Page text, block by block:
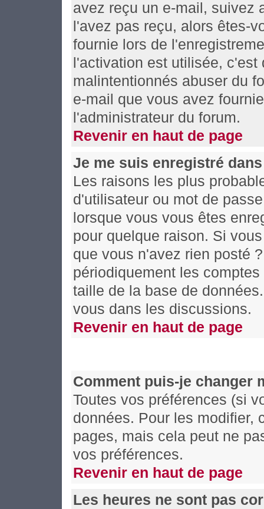
avez reçu un e-mail, suivez
l'avez pas reçu, alors êtes-
fournie lors de
l'activation est utilisée,
malintentionnés abuser du
e-mail que vous avez
l'administrateur du forum.
Revenir en haut de page
Je me suis enregistré
Les raisons les plus
d'utilisateur ou mot de
lorsque vous vous êtes
pour quelque raison. Si
que vous n'avez rien posté
périodiquement les
taille de la base de
vous dans les discussions.
Revenir en haut de page
Comment puis-je changer
Toutes vos préférences (si
données. Pour les modifier,
pages, mais cela peut ne
vos préférences.
Revenir en haut de page
Les heures ne sont pas